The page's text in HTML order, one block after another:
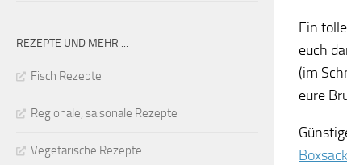
Ein
euch
(im
eure
Boxsack
REZEPTE UND MEHR ...
Fisch Rezepte
Regionale, saisonale Rezepte
Vegetarische Rezepte